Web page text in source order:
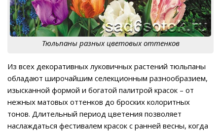
Тюльпаны разных цветовых оттенков
Из всех декоративных луковичных растений тюльпаны
обладают широчайшим селекционным разнообразием,
изысканной формой и богатой палитрой красок – от
нежных матовых оттенков до броских колоритных
тонов. Длительный период цветения позволяет
наслаждаться фестивалем красок с ранней весны, когда